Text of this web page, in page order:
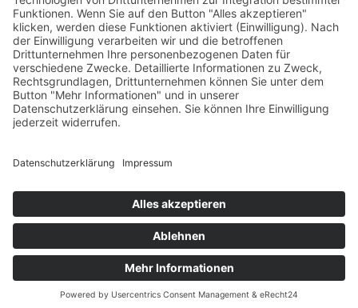
Hotel Börse
Gästehaus
Herberge
Informationen
© Hotel Börse 2019-2026